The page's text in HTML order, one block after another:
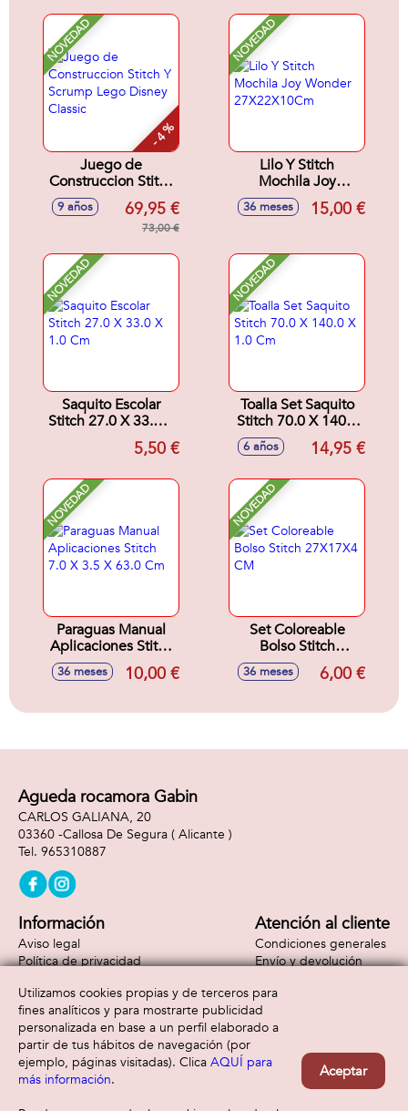
piezas).
NOVEDAD
- 4 %
Juego de
Construccion Stitch
Y Scrump Lego
Disney Classic
9 años 69,95 €
73,00 €
NOVEDAD
Lilo Y Stitch
Mochila Joy
Wonder
27X22X10Cm
36 meses 15,00 €
NOVEDAD
Saquito Escolar
Stitch 27.0 X 33.0 X
5,50 €
NOVEDAD
Toalla Set Saquito
Stitch 70.0 X 140.0
X 1.0 Cm
6 años 14,95 €
NOVEDAD
Paraguas Manual
Aplicaciones Stitch
7.0 X 3.5 X 63.0 Cm
36 meses 10,00 €
NOVEDAD
Set Coloreable
Bolso Stitch
27X17X4 CM
36 meses 6,00 €
Agueda rocamora Gabin
CARLOS GALIANA, 20
03360 -Callosa De Segura ( Alicante )
965310887
Información
Aviso legal
Política de privacidad
Atención al cliente
Condiciones generales
Envío y devolución
Formas de pago
Utilizamos cookies propias y de terceros para
fines analíticos y para mostrarte publicidad
personalizada en base a un perfil elaborado a
partir de tus hábitos de navegación (por
ejemplo, páginas visitadas). Clica AQUÍ para
más información.
Aceptar